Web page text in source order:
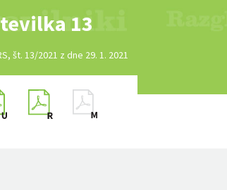
13
št. 13/2021 z dne 29. 1. 2021